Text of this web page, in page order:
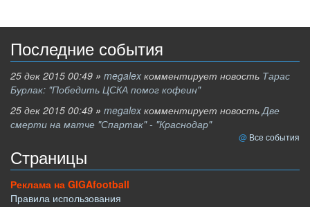
Последние события
25 дек 2015 00:49 » megalex комментирует новость Тарас
Бурлак: "Победить ЦСКА помог кофеин"
25 дек 2015 00:49 » megalex комментирует новостьДве
смерти на матче "Спартак" - "Краснодар"
Все события
Страницы
Реклама на GIGAfootball
Правила использования